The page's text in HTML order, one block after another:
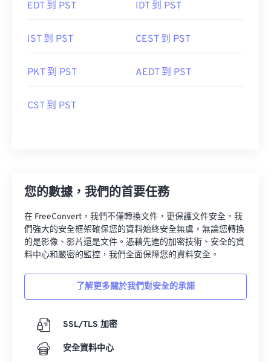
EDT 到 PST IDT 到 PST
IST 到 PST CEST 到 PST
PKT 到 PST AEDT 到 PST
CST 到 PST
您的數據，我們的首要任務
在 FreeConvert，我們不僅轉換文件，更保護文件安全。我
們強大的安全框架確保您的資料始終安全無虞，無論您轉換
的是影像、影片還是文件。憑藉先進的加密技術、安全的資
料中心和嚴密的監控，我們全面保障您的資料安全。
了解更多關於我們對安全的承諾
SSL/TLS 加密
安全資料中心